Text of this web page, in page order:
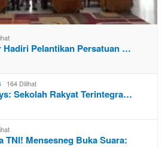
Hadiri Pelantikan Persatuan …
164 Dilihat
Sekolah Rakyat Terintegra…
TNI! Mensesneg Buka Suara: